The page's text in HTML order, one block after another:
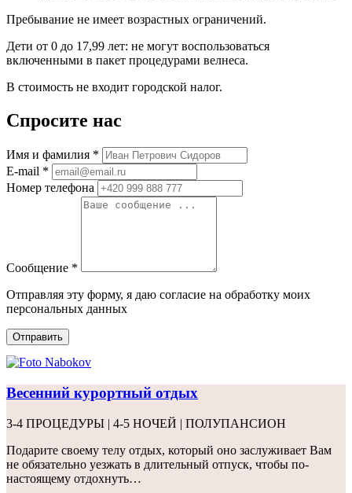
Пребывание не имеет возрастных ограничений.
Дети от 0 до 17,99 лет: не могут воспользоваться
включенными в пакет процедурами велнеса.
В стоимость не входит городской налог.
Спросите нас
Имя и фамилия *
E-mail *
Номер телефона
Сообщение *
Отправляя эту форму, я даю согласие на обработку моих
персональных данных
Отправить
курортный отдых
4 ПРОЦЕДУРЫ | 4-5 НОЧЕЙ | ПОЛУПАНСИОН
своему телу отдых, который оно заслуживает Вам
обязательно уезжать в длительный отпуск, чтобы по-
отдохнуть…